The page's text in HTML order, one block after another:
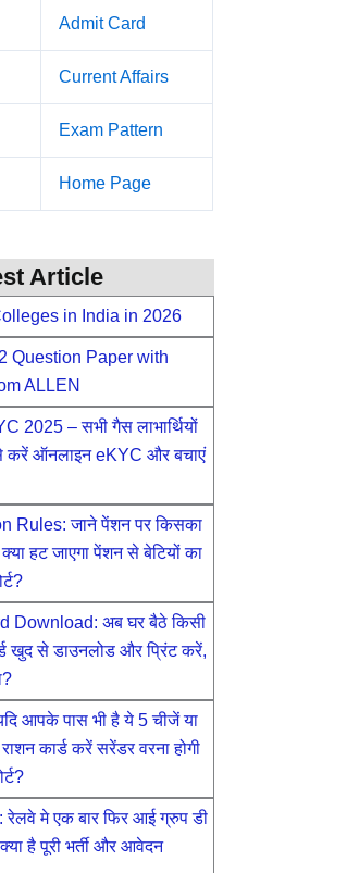
Admit Card
Current Affairs
Exam Pattern
Home Page
Article
in India in 2026
Question Paper with
ALLEN
2025 – सभी गैस लाभार्थियों
करें ऑनलाइन eKYC और बचाएं
Rules: जाने पेंशन पर किसका
हट जाएगा पेंशन से बेटियों का
Download: अब घर बैठे किसी
खुद से डाउनलोड और प्रिंट करें,
आपके पास भी है ये 5 चीजें या
कार्ड करें सरेंडर वरना होगी
मे एक बार फिर आई ग्रुप डी
है पूरी भर्ती और आवेदन